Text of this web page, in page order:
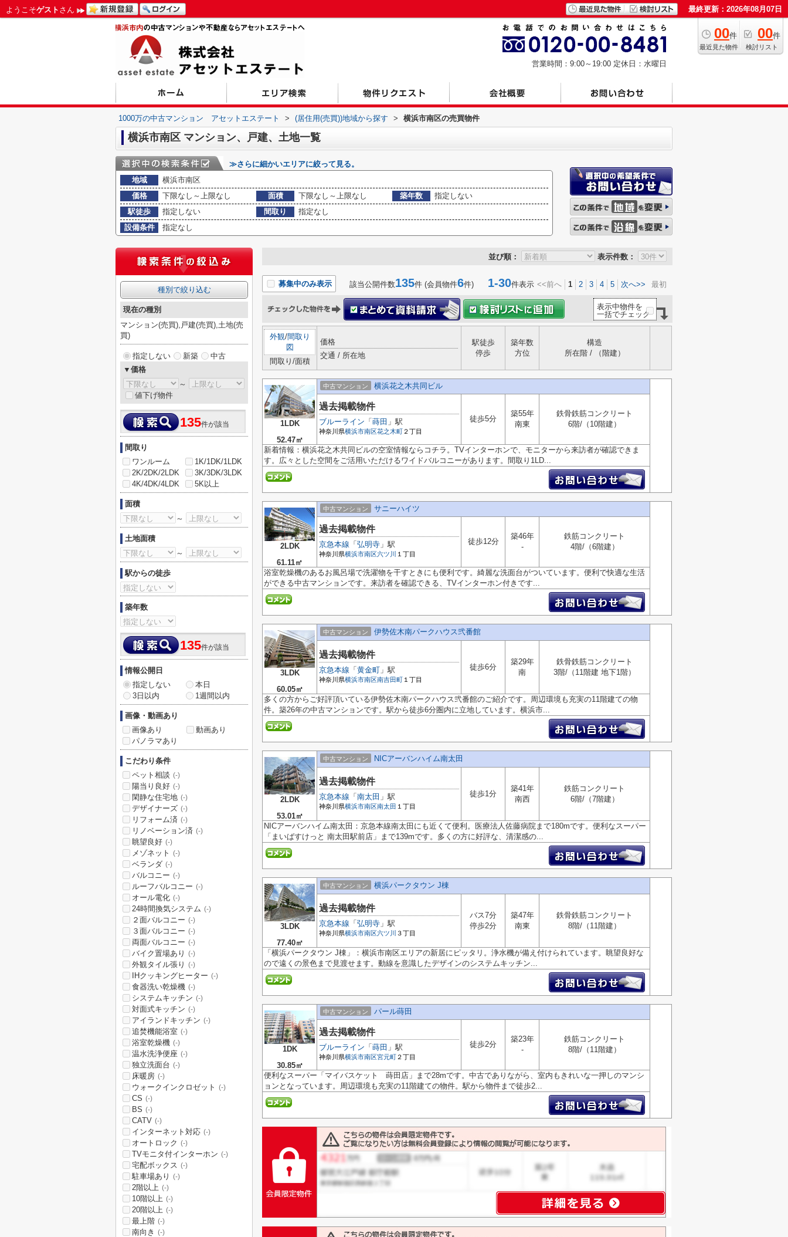
ようこそゲスト さん 最終更新：2026年08月07日
00件
最近見た物件
00件
検討リスト
営業時間：9:00～19:00 定休日：水曜日
1000万の中古マンション アセットエステート > (居住用(売買))地域から探す > 横浜市南区の売買物件
横浜市南区 マンション、戸建、土地一覧
≫さらに細かいエリアに絞って見る。
地域
横浜市南区
価格
下限なし～上限なし 面積 下限なし～上限なし 築年数
指定しない
駅徒歩
指定しない 間取り
指定なし
設備条件
指定なし
並び順： 表示件数：
募集中のみ表示 該当公開件数135件 (会員物件6件) 1-30件表示 <<前へ 1 2 3 4 5 次へ>> 最初
表示中物件を
一括でチェック
外観/間取り
図
間取り/面積
価格
交通 / 所在地
駅徒歩
停歩
築年数
方位
構造
所在階 / （階建）
1LDK
52.47㎡
中古マンション 横浜花之木共同ビル
過去掲載物件
ブルーライン 「 蒔田 」駅
神奈川県横浜市南区花之木町 ２丁目
徒歩5分
築55年
南東
鉄骨鉄筋コンクリート
6階/（10階建）
新着情報：横浜花之木共同ビルの空室情報ならコチラ。TVインターホンで、モニターから来訪者が確認できま
す。広々とした空間をご活用いただけるワイドバルコニーがあります。間取り1LD...
2LDK
61.11㎡
中古マンション サニーハイツ
過去掲載物件
京急本線 「 弘明寺 」駅
神奈川県横浜市南区六ツ川 １丁目
徒歩12分
築46年
-
鉄筋コンクリート
4階/（6階建）
浴室乾燥機のあるお風呂場で洗濯物を干すときにも便利です。綺麗な洗面台がついています。便利で快適な生活
ができる中古マンションです。来訪者を確認できる、TVインターホン付きです...
3LDK
60.05㎡
中古マンション 伊勢佐木南パークハウス弐番館
過去掲載物件
京急本線 「 黄金町 」駅
神奈川県横浜市南区南吉田町 １丁目
徒歩6分
築29年
南
鉄骨鉄筋コンクリート
3階/（11階建 地下1階）
多くの方からご好評頂いている伊勢佐木南パークハウス弐番館のご紹介です。周辺環境も充実の11階建ての物
件。築26年の中古マンションです。駅から徒歩6分圏内に立地しています。横浜市...
2LDK
53.01㎡
中古マンション NICアーバンハイム南太田
過去掲載物件
京急本線 「 南太田 」駅
神奈川県横浜市南区南太田 １丁目
徒歩1分
築41年
南西
鉄筋コンクリート
6階/（7階建）
NICアーバンハイム南太田：京急本線南太田にも近くて便利。医療法人佐藤病院まで180mです。便利なスーパー
「まいばすけっと 南太田駅前店」まで139mです。多くの方に好評な、清潔感の...
3LDK
77.40㎡
中古マンション 横浜パークタウン J棟
過去掲載物件
京急本線 「 弘明寺 」駅
神奈川県横浜市南区六ツ川 ３丁目
バス7分
停歩2分
築47年
南東
鉄骨鉄筋コンクリート
8階/（11階建）
「横浜パークタウン J棟」：横浜市南区エリアの新居にピッタリ。浄水機が備え付けられています。眺望良好な
ので遠くの景色まで見渡せます。動線を意識したデザインのシステムキッチン...
1DK
30.85㎡
中古マンション パール蒔田
過去掲載物件
ブルーライン 「 蒔田 」駅
神奈川県横浜市南区宮元町 ２丁目
徒歩2分
築23年
-
鉄筋コンクリート
8階/（11階建）
便利なスーパー「マイバスケット 蒔田店」まで28mです。中古でありながら、室内もきれいな一押しのマンシ
ョンとなっています。周辺環境も充実の11階建ての物件。駅から物件まで徒歩2...
種別で絞り込む
現在の種別
マンション(売買),戸建(売買),土地(売
買)
指定しない 新築
中古
▼価格
～
値下げ物件
135件が該当
間取り
ワンルーム
1K/1DK/1LDK
2K/2DK/2LDK
3K/3DK/3LDK
4K/4DK/4LDK
5K以上
面積
～
土地面積
～
駅からの徒歩
築年数
135件が該当
情報公開日
指定しない
本日
3日以内
1週間以内
画像・動画あり
画像あり
動画あり
パノラマあり
こだわり条件
ペット相談 (-)
陽当り良好 (-)
閑静な住宅地 (-)
デザイナーズ (-)
リフォーム済 (-)
リノベーション済 (-)
眺望良好 (-)
メゾネット (-)
ベランダ (-)
バルコニー (-)
ルーフバルコニー (-)
オール電化 (-)
24時間換気システム (-)
２面バルコニー (-)
３面バルコニー (-)
両面バルコニー (-)
バイク置場あり (-)
外観タイル張り (-)
IHクッキングヒーター (-)
食器洗い乾燥機 (-)
システムキッチン (-)
対面式キッチン (-)
アイランドキッチン (-)
追焚機能浴室 (-)
浴室乾燥機 (-)
温水洗浄便座 (-)
独立洗面台 (-)
床暖房 (-)
ウォークインクロゼット (-)
CS (-)
BS (-)
CATV (-)
インターネット対応 (-)
オートロック (-)
TVモニタ付インターホン (-)
宅配ボックス (-)
駐車場あり (-)
2階以上 (-)
10階以上 (-)
20階以上 (-)
最上階 (-)
南向き (-)